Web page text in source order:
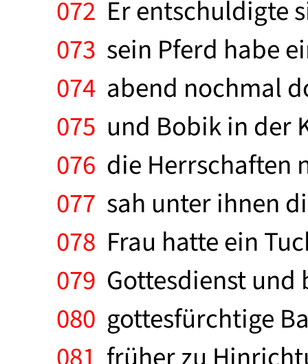
072 Er entschuldigte
073 sein Pferd habe
074 abend nochmal
075 und Bobik in der
076 die Herrschaften
077 sah unter ihnen
078 Frau hatte ein
079 Gottesdienst
080 gottesfürchtige